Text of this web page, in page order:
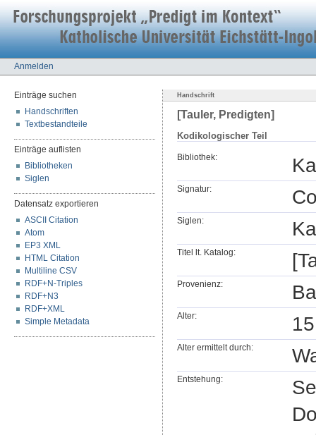
Anmelden
Einträge suchen
Handschriften
Textbestandteile
Einträge auflisten
Bibliotheken
Siglen
Datensatz exportieren
ASCII Citation
Atom
EP3 XML
HTML Citation
Multiline CSV
RDF+N-Triples
RDF+N3
RDF+XML
Simple Metadata
Handschrift
[Tauler, Predigten]
Kodikologischer Teil
Bibliothek:
Signatur:
Siglen:
Titel lt. Katalog:
Provenienz:
Alter:
Alter ermittelt durch:
Entstehung: